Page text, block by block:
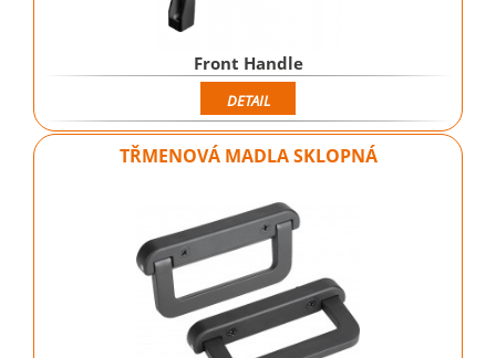
Front Handle
DETAIL
TŘMENOVÁ MADLA SKLOPNÁ